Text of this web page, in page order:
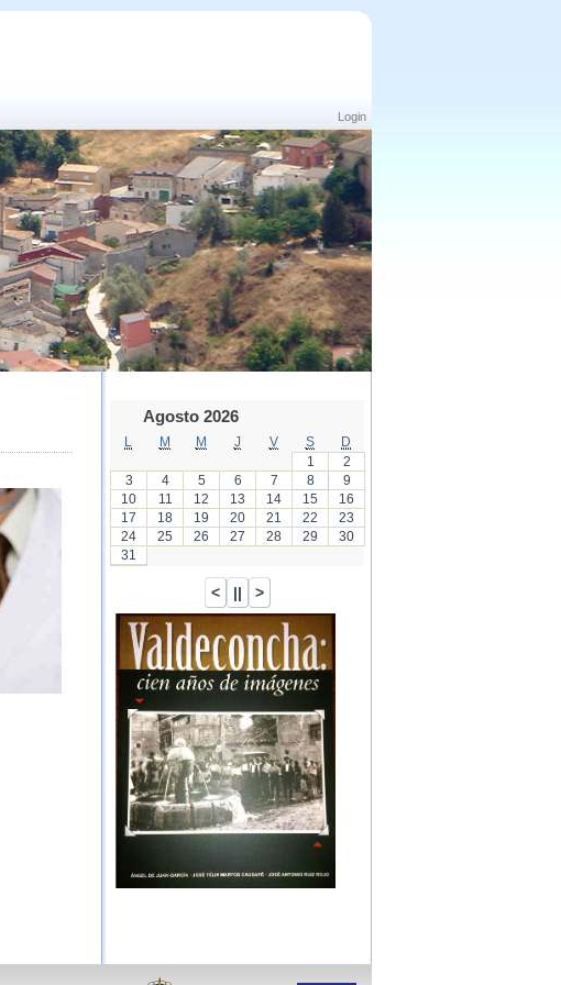
Login
Agosto 2026
M M J V S
D
1
2
3
4 5 6 7 8
9
10
11 12 13 14 15
16
17
18 19 20 21 22
23
24
25 26 27 28 29
30
31